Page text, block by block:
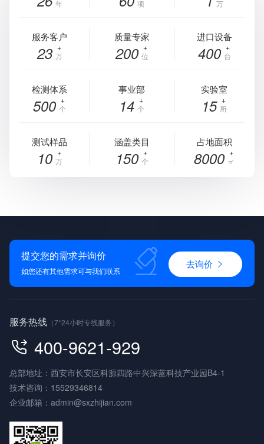
年 项 万
服务客户
23 万
质量专家
200 位
进口设备
400 台
检测体系
500 个
事业部
14 个
实验室
15 所
测试样品
10 万
涵盖类目
150 个
占地面积
8000 ㎡
提交您的需求并询价
如您还有其他需求可与我们联系
去询价
服务热线 （7*24小时专线服务）
400-9621-929
总部地址：西安市长安区科源四路中兴深蓝科技产业园B4-1
技术咨询： 15529346814
企业邮箱： admin@sxzhijian.com